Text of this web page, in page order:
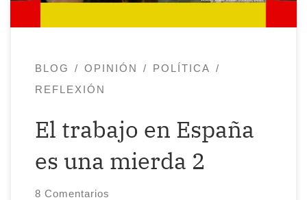
mentiroso y cobarde, 1 de abril de 2020 El
6 […]
BLOG OPINIÓN
POLÍTICA
REFLEXIÓN
El trabajo en España
es una mierda 2
8 Comentarios